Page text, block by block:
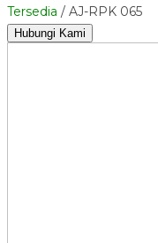
Tersedia / AJ-RPK 065
Hubungi Kami